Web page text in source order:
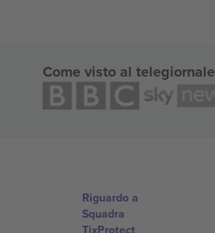
Come visto al telegiornale
Riguardo a
Squadra
TixProtect